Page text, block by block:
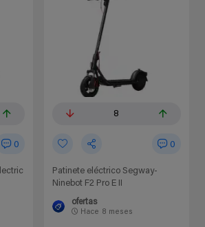
0
8
0
Patinete eléctrico Segway-
Ninebot F2 Pro E II
ofertas
Hace 8 meses